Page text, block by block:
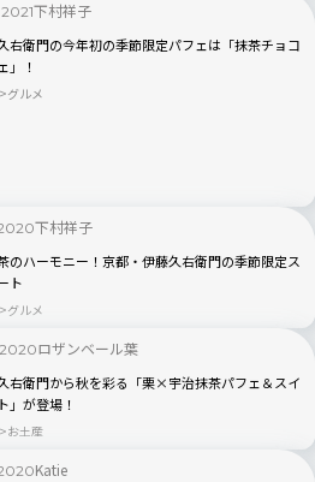
下村祥子
右衛門の今年初の季節限定パフェは「抹茶チョコ
」！
グルメ
下村祥子
のハーモニー！京都・伊藤久右衛門の季節限定ス
ト
グルメ
ロザンベール葉
右衛門から秋を彩る「栗×宇治抹茶パフェ＆スイ
」が登場！
お土産
Katie